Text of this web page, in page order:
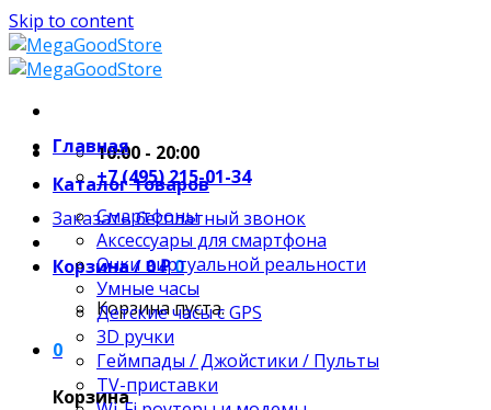
Skip to content
10:00 - 20:00
+7 (495) 215-01-34
Заказать бесплатный звонок
Корзина /0₽0
Корзина пуста.
0
Корзина
Главная
Каталог товаров
Смартфоны
Аксессуары для смартфона
Очки виртуальной реальности
Умные часы
Детские часы с GPS
3D ручки
Геймпады / Джойстики / Пульты
TV-приставки